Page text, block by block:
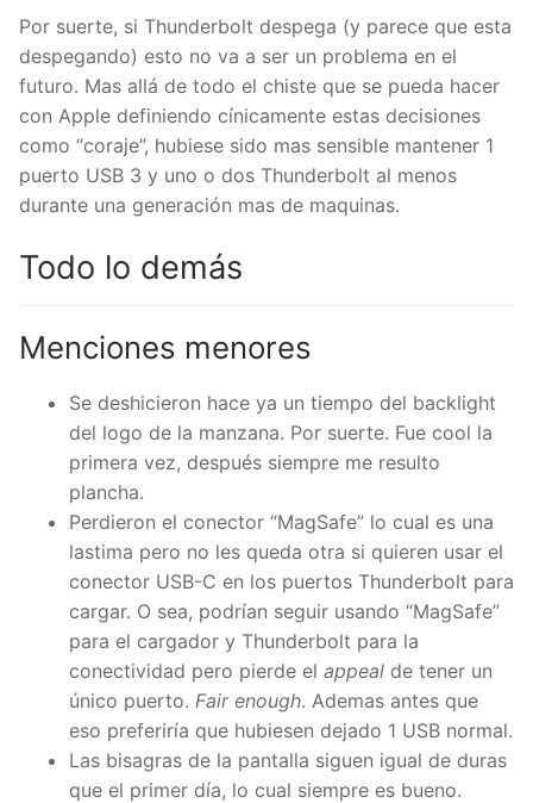
Por suerte, si Thunderbolt despega (y parece que esta
despegando) esto no va a ser un problema en el
futuro. Mas allá de todo el chiste que se pueda hacer
con Apple definiendo cínicamente estas decisiones
como “coraje”, hubiese sido mas sensible mantener 1
puerto USB 3 y uno o dos Thunderbolt al menos
durante una generación mas de maquinas.
Todo lo demás
Menciones menores
Se deshicieron hace ya un tiempo del backlight
del logo de la manzana. Por suerte. Fue cool la
primera vez, después siempre me resulto
plancha.
Perdieron el conector “MagSafe” lo cual es una
lastima pero no les queda otra si quieren usar el
conector USB-C en los puertos Thunderbolt para
cargar. O sea, podrían seguir usando “MagSafe”
para el cargador y Thunderbolt para la
conectividad pero pierde el appeal de tener un
único puerto. Fair enough. Ademas antes que
eso preferiría que hubiesen dejado 1 USB normal.
Las bisagras de la pantalla siguen igual de duras
que el primer día, lo cual siempre es bueno.